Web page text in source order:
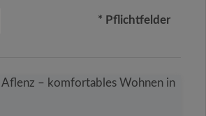
* Pflichtfelder